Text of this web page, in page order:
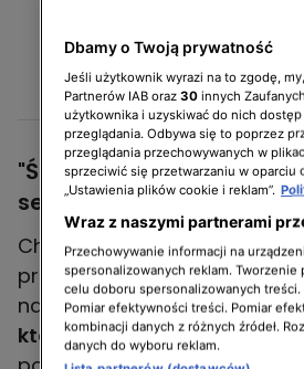
typowe suto marszczone
cały czas na czasie
- tłumaczył Piotr Sałata.
"Ślub last minute" -
serii programu wciąż
Choć pierwsze odcinki
programu TVN Style "Ślub
nagrywane,wciąż
które chciałyby wziąć w
Dbamy o Twoją prywatność
Jeśli użytkownik wyrazi na to zgodę,
Partnerów IAB oraz 30 innych
użytkownika i uzyskiwać do nich
przeglądania. Odbywa się to poprzez
przeglądania przechowywanych w
sprzeciwić się przetwarzaniu w oparciu
„Ustawienia plików cookie i reklam”.
Wraz z naszymi partnerami
Przechowywanie informacji na
spersonalizowanych reklam.
celu doboru spersonalizowanych
Pomiar efektywności treści. Pomiar
kombinacji danych z różnych źródeł.
danych do wyboru reklam.